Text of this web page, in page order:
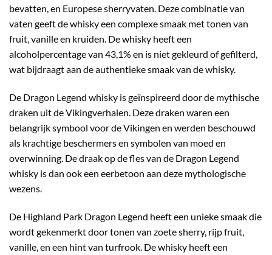
bevatten, en Europese sherryvaten. Deze combinatie van
vaten geeft de whisky een complexe smaak met tonen van
fruit, vanille en kruiden. De whisky heeft een
alcoholpercentage van 43,1% en is niet gekleurd of gefilterd,
wat bijdraagt aan de authentieke smaak van de whisky.
De Dragon Legend whisky is geïnspireerd door de mythische
draken uit de Vikingverhalen. Deze draken waren een
belangrijk symbool voor de Vikingen en werden beschouwd
als krachtige beschermers en symbolen van moed en
overwinning. De draak op de fles van de Dragon Legend
whisky is dan ook een eerbetoon aan deze mythologische
wezens.
De Highland Park Dragon Legend heeft een unieke smaak die
wordt gekenmerkt door tonen van zoete sherry, rijp fruit,
vanille, en een hint van turfrook. De whisky heeft een